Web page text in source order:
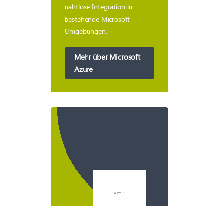
nahtlose Integration in
bestehende Microsoft-
Umgebungen.
Mehr über Microsoft
Azure